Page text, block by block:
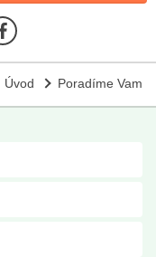
Úvod Poradíme Vam